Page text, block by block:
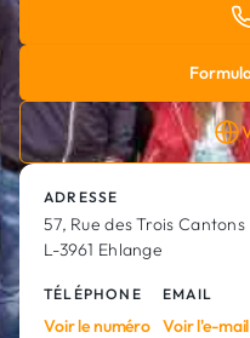
ADRESSE
57, Rue des Trois Cantons
L-3961 Ehlange
TÉLÉPHONE
Voir le numéro
EMAIL
Voir l'e-mail